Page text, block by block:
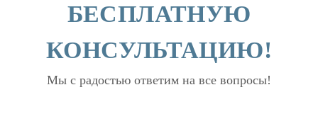
БЕСПЛАТНУЮ
КОНСУЛЬТАЦИЮ!
Мы с радостью ответим на все вопросы!